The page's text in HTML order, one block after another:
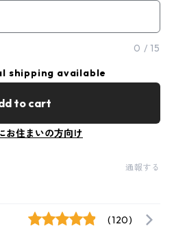
0 / 15
shipping available
to cart
お住まいの方向け
通報する
(120)